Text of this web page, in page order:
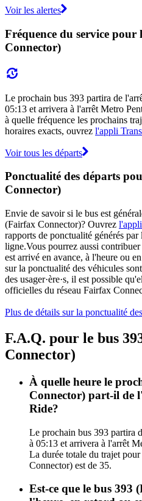
Voir les alertes
Fréquence du service pour
Connector)
Le prochain bus 393 partira de
05:13 et arrivera à l'arrêt Metro
à quelle fréquence les prochains
horaires exacts, ouvrez l'appli
Voir tous les départs
Ponctualité des départs
Connector)
Envie de savoir si le bus est
(Fairfax Connector)? Ouvrez
rapports de ponctualité générés par
ligne.Vous pourrez aussi
est arrivé en avance, à l'heure ou
sur la ponctualité des véhicules
des usager·ère·s, il est possible
officielles du réseau Fairfax
Plus de détails sur la ponctualité
F.A.Q. pour le bus
Connector)
À quelle heure le
Connector) part-il de
Ride?
Le prochain bus 393 partira
à 05:13 et arrivera à l'arrêt
La durée totale du trajet
Connector) est de 35.
Est-ce que le bus 393